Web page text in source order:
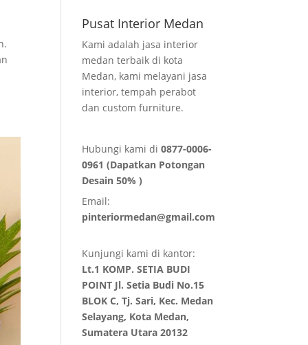
Pusat Interior Medan
Kami adalah jasa interior
medan terbaik di kota
Medan, kami melayani jasa
interior, tempah perabot
dan custom furniture.
Hubungi kami di0877-0006-
0961 (Dapatkan Potongan
Desain 50% )
Email:
pinteriormedan@gmail.com
Kunjungi kami di kantor:
Lt.1 KOMP. SETIA BUDI
POINT Jl. Setia Budi No.15
BLOK C, Tj. Sari, Kec. Medan
Selayang, Kota Medan,
Sumatera Utara 20132